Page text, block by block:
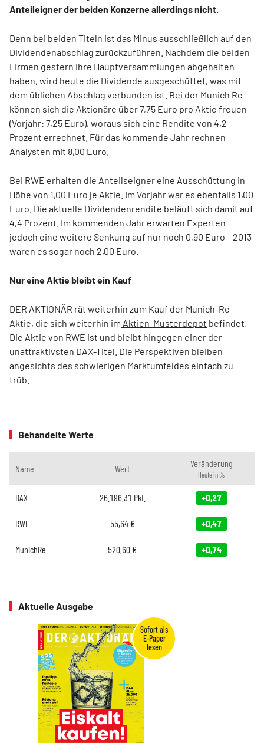
Anteileigner der beiden Konzerne allerdings nicht.
Denn bei beiden Titeln ist das Minus ausschließlich auf den
Dividendenabschlag zurückzuführen. Nachdem die beiden
Firmen gestern ihre Hauptversammlungen abgehalten
haben, wird heute die Dividende ausgeschüttet, was mit
dem üblichen Abschlag verbunden ist. Bei der Munich Re
können sich die Aktionäre über 7,75 Euro pro Aktie freuen
(Vorjahr: 7,25 Euro), woraus sich eine Rendite von 4,2
Prozent errechnet. Für das kommende Jahr rechnen
Analysten mit 8,00 Euro.
Bei RWE erhalten die Anteilseigner eine Ausschüttung in
Höhe von 1,00 Euro je Aktie. Im Vorjahr war es ebenfalls 1,00
Euro. Die aktuelle Dividendenrendite beläuft sich damit auf
4,4 Prozent. Im kommenden Jahr erwarten Experten
jedoch eine weitere Senkung auf nur noch 0,90 Euro – 2013
waren es sogar noch 2,00 Euro.
Nur eine Aktie bleibt ein Kauf
DER AKTIONÄR rät weiterhin zum Kauf der Munich-Re-
Aktie, die sich weiterhin im Aktien-Musterdepot befindet.
Die Aktie von RWE ist und bleibt hingegen einer der
unattraktivsten DAX-Titel. Die Perspektiven bleiben
angesichts des schwierigen Marktumfeldes einfach zu
trüb.
Behandelte Werte
Name Wert Veränderung
Heute in %
DAX 26.196,31 Pkt. +0,27
RWE 55,64€ +0,47
MunichRe 520,60 € +0,74
Aktuelle Ausgabe